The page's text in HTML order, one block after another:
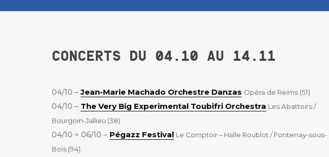
CONCERTS DU 04.10 AU 14.11
04/10 –Jean-Marie Machado Orchestre Danzas Opéra de Reims (51)
04/10 – The Very Big Experimental Toubifri Orchestra Les Abattoirs /
Bourgoin-Jallieu (38)
04/10 > 06/10 – Pégazz Festival Le Comptoir – Halle Roublot / Fontenay-sous-
Bois (94)